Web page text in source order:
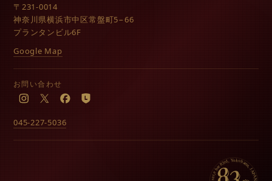
〒231-0014
神奈川県横浜市中区常盤町5−66
プランタンビル6F
Google Map
お問い合わせ
Instagram
X Facebook
LINE
045-227-5036